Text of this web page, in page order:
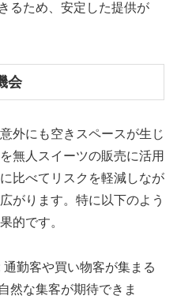
るため、安定した提供が
会
外にも空きスペースが生じ
無人スイーツの販売に活用
比べてリスクを軽減しなが
がります。特に以下のよう
的です。
通勤客や買い物客が集まる
然な集客が期待できま